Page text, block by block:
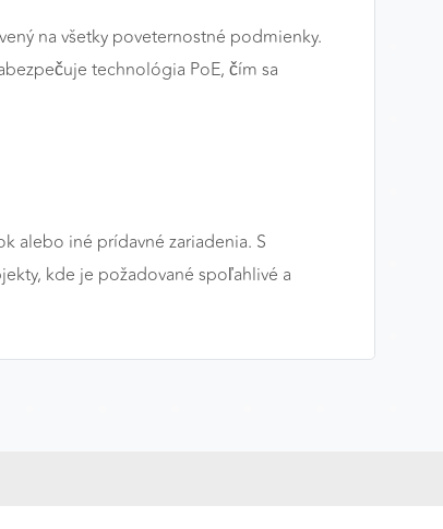
na všetky poveternostné podmienky.
technológia PoE, čím sa
alebo iné prídavné zariadenia. S
kde je požadované spoľahlivé a